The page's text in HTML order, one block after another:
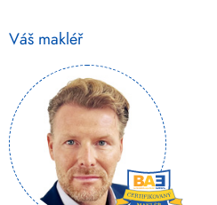
Váš makléř